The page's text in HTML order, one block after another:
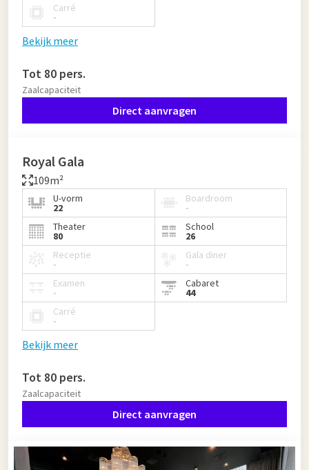
Carré
-
Bekijk meer
Tot 80 pers.
Zaalcapaciteit
Direct aanvragen
Royal Gala
109m²
U-vorm
22
Boardroom
-
Theater
80
School
26
Receptie
-
Gala diner
-
Examen
-
Cabaret
44
Carré
-
Bekijk meer
Tot 80 pers.
Zaalcapaciteit
Direct aanvragen